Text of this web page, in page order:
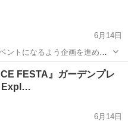
6月14日
ントになるよう企画を進めて
の「ナツフェス」開催。 福
マンスなどのステージと共に
FESTA』ガーデンプレ
Expl…
6月14日